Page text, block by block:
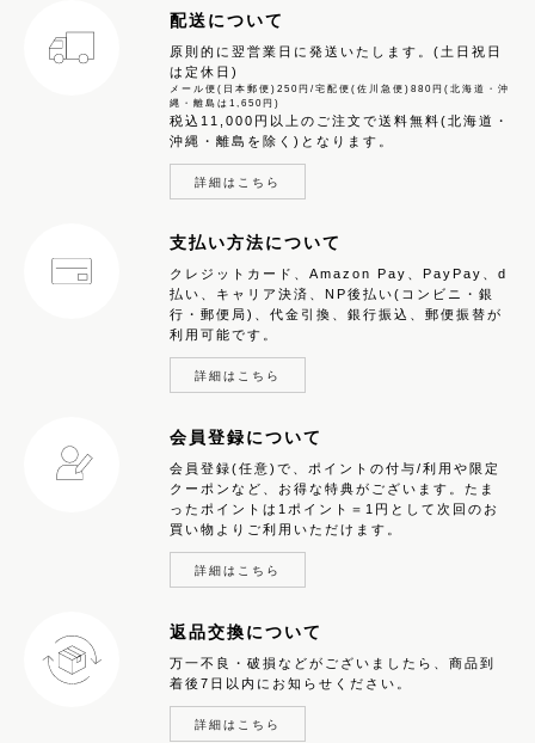
配送について
原則的に翌営業日に発送いたします。(土日祝日
は定休日)
メール便(日本郵便)250円/宅配便(佐川急便)880円(北海道・沖
縄・離島は1,650円)
税込11,000円以上のご注文で送料無料(北海道・
沖縄・離島を除く)となります。
詳細はこちら
支払い方法について
クレジットカード、Amazon Pay、PayPay、d
払い、キャリア決済、NP後払い(コンビニ・銀
行・郵便局)、代金引換、銀行振込、郵便振替が
利用可能です。
詳細はこちら
会員登録について
会員登録(任意)で、ポイントの付与/利用や限定
クーポンなど、お得な特典がございます。たま
ったポイントは1ポイント＝1円として次回のお
買い物よりご利用いただけます。
詳細はこちら
返品交換について
万一不良・破損などがございましたら、商品到
着後7日以内にお知らせください。
詳細はこちら